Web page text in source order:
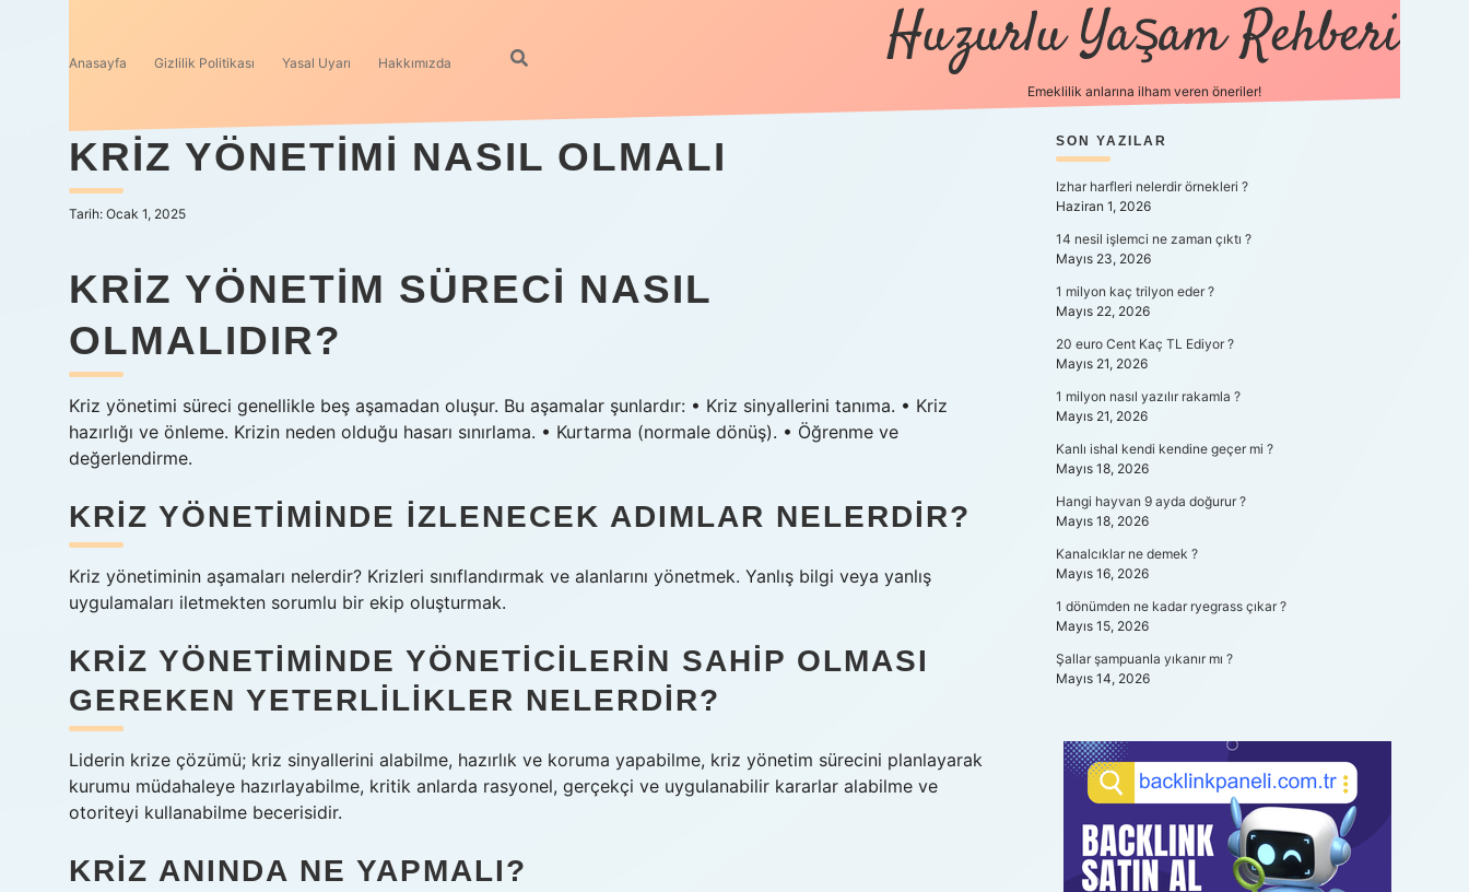
Anasayfa Gizlilik Politikası Yasal Uyarı Hakkımızda Huzurlu Yaşam Rehberi
Emeklilik anlarına ilham veren öneriler!
KRIZ YÖNETIMI NASIL OLMALI
Tarih: Ocak 1, 2025
KRIZ YÖNETIM SÜRECI NASIL
OLMALIDIR?
Kriz yönetimi süreci genellikle beş aşamadan oluşur. Bu aşamalar şunlardır: • Kriz sinyallerini tanıma. • Kriz
hazırlığı ve önleme. Krizin neden olduğu hasarı sınırlama. • Kurtarma (normale dönüş). • Öğrenme ve
değerlendirme.
KRIZ YÖNETIMINDE IZLENECEK ADIMLAR NELERDIR?
Kriz yönetiminin aşamaları nelerdir? Krizleri sınıflandırmak ve alanlarını yönetmek. Yanlış bilgi veya yanlış
uygulamaları iletmekten sorumlu bir ekip oluşturmak.
KRIZ YÖNETIMINDE YÖNETICILERIN SAHIP OLMASI
GEREKEN YETERLILIKLER NELERDIR?
Liderin krize çözümü; kriz sinyallerini alabilme, hazırlık ve koruma yapabilme, kriz yönetim sürecini planlayarak
kurumu müdahaleye hazırlayabilme, kritik anlarda rasyonel, gerçekçi ve uygulanabilir kararlar alabilme ve
otoriteyi kullanabilme becerisidir.
KRIZ ANINDA NE YAPMALI?
SIDEBAR
SON YAZILAR
Izhar harfleri nelerdir örnekleri ?
Haziran 1, 2026
14 nesil işlemci ne zaman çıktı ?
Mayıs 23, 2026
1 milyon kaç trilyon eder ?
Mayıs 22, 2026
20 euro Cent Kaç TL Ediyor ?
Mayıs 21, 2026
1 milyon nasıl yazılır rakamla ?
Mayıs 21, 2026
Kanlı ishal kendi kendine geçer mi ?
Mayıs 18, 2026
Hangi hayvan 9 ayda doğurur ?
Mayıs 18, 2026
Kanalcıklar ne demek ?
Mayıs 16, 2026
1 dönümden ne kadar ryegrass çıkar ?
Mayıs 15, 2026
Şallar şampuanla yıkanır mı ?
Mayıs 14, 2026
https://betci.co/vdcasino